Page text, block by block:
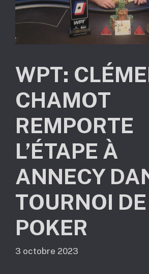
WPT:
CHAMOT
REMPORTE
L’ÉTAPE À
ANNECY
TOURNOI DE
POKER
3 octobre 2023